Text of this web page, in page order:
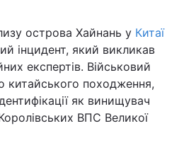
Світ
Наука
Лайт
острова Хайнань у Китаї
інцидент, який викликав
експертів. Військовий
китайського походження,
як винищувач
ВПС Великої